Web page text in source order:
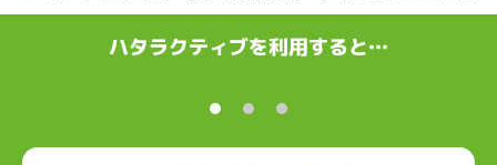
ハタラクティブを利用すると…